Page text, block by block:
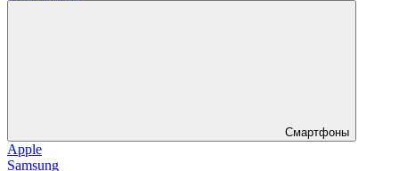
Смартфоны
Apple
Samsung